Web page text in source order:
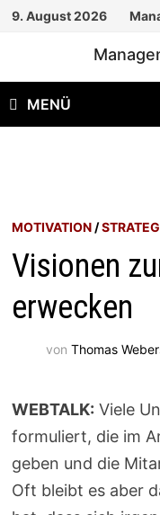
Zum
9. August 2026
MENÜ
MOTIVATION /
Visionen
erwecken
vonThomas
WEBTALK: Viele
formuliert, die im
geben und die
Oft bleibt es aber